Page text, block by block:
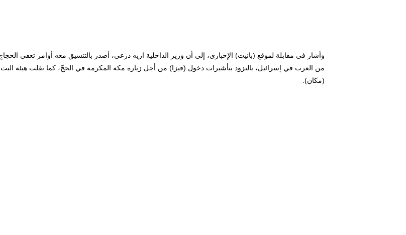
وأشار في مقابلة لموقع (بانيت) الإخباري، إلى أن وزير الداخلية اريه درعي، أصدر بالتنسيق معه أوامر تعفي
من العرب في إسرائيل، بالتزود بتأشيرات دخول (فيزا) من أجل زيارة مكة المكرمة في الحجّ، كما نقلت هيئة البث
(مكان).